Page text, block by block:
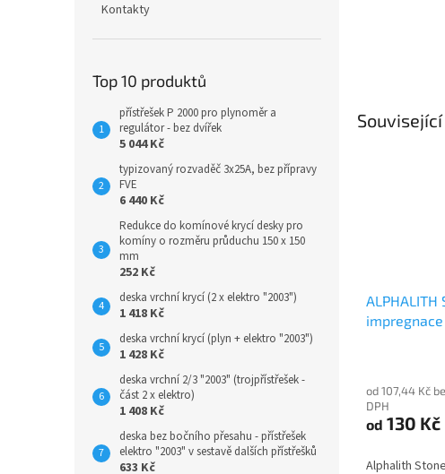
Kontakty
Top 10 produktů
přístřešek P 2000 pro plynoměr a
regulátor - bez dvířek
5 044 Kč
typizovaný rozvaděč 3x25A, bez přípravy
FVE
6 440 Kč
Redukce do komínové krycí desky pro
komíny o rozměru průduchu 150 x 150
mm
252 Kč
deska vrchní krycí (2 x elektro "2003")
1 418 Kč
deska vrchní krycí (plyn + elektro "2003")
1 428 Kč
deska vrchní 2/3 "2003" (trojpřístřešek -
část 2 x elektro)
1 408 Kč
deska bez bočního přesahu - přístřešek
elektro "2003" v sestavě dalších přístřešků
633 Kč
ALPHALITH
od 107,44 Kč
DPH
od 130 Kč
Alphalith